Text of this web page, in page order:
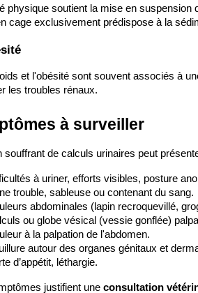
adapté à
votre mode
de vie.
Lire la suite
physique soutient la mise en
cage exclusivement prédispose à la
et l'obésité sont souvent associés à
les troubles rénaux.
à surveiller
souffrant de calculs urinaires peut
à uriner, efforts visibles, posture
trouble, sableuse ou contenant du sang.
abdominales (lapin recroquevillé,
ou globe vésical (vessie gonflée)
à la palpation de l'abdomen.
autour des organes génitaux et
d’appétit, léthargie.
justifient une consultation